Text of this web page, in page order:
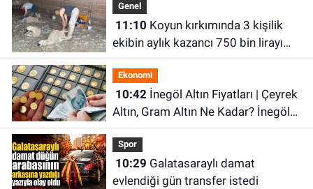
Genel
11:10
ekibin aylık kazancı 750 bin lirayı
aşıyor
Ekonomi
10:42İnegöl Altın Fiyatları | Çeyrek
Altın, Gram Altın Ne Kadar? İnegöl
Kapalı Çarşı'da Altın Ne Kadar?
Spor
10:29
evlendiği gün transfer istedi